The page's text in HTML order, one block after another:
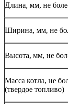
Длина, мм, не
Ширина, мм, не
Высота, мм, не
Масса котла, не
(твердое топливо)